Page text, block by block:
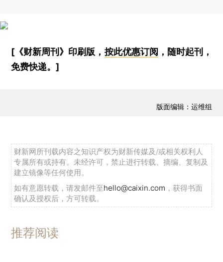
[《财新周刊》印刷版， 按此优惠订阅 ，随时起刊，
免费快递。]
版面编辑：运维组
财新网所刊载内容之知识产权为财新传媒及/或相关权利人
专属所有或持有。未经许可，禁止进行转载、摘编、复制及
建立镜像等任何使用。
如有意愿转载，请发邮件至hello@caixin.com ，获得书面
确认及授权后，方可转载。
推荐阅读